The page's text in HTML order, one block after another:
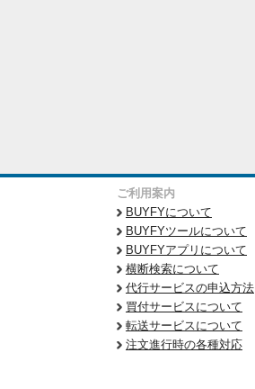
ご利用案内
BUYFYについて
BUYFYツールについて
BUYFYアプリについて
横断検索について
代行サービスの申込方法
買付サービスについて
転送サービスについて
注文進行時の各種対応